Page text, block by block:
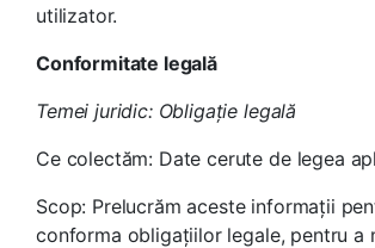
utilizator.
Conformitate legală
Temei juridic: Obligație legală
Ce colectăm: Date cerute de legea
Scop: Prelucrăm aceste informații
conforma obligațiilor legale, pentru a